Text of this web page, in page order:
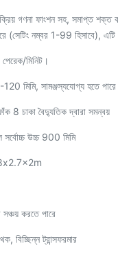
গণনা ফাংশন সহ, সমাপ্ত শক্ত
(সেটিং নম্বর 1-99 হিসাবে),
মিনিট।
মিমি, সামঞ্জস্যযোগ্য হতে
8 চাকা বৈদ্যুতিক দ্বারা সমন্বয়
সর্বোচ্চ উচ্চ 900 মিমি
করতে পারে
বিচ্ছিন্ন ট্রান্সফরমার